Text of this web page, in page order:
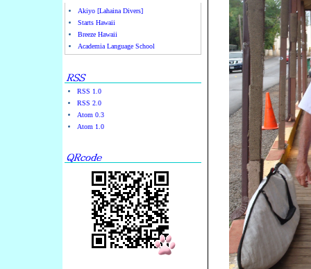
Akiyo [Lahaina Divers]
Starts Hawaii
Breeze Hawaii
Academia Language School
RSS 1.0
RSS 2.0
Atom 0.3
Atom 1.0